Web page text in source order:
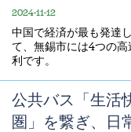
2024-11-12
中国で経済が最も発達
て、無錫市には4つの
利です。
公共バス「生活
圏」を繋ぎ、日